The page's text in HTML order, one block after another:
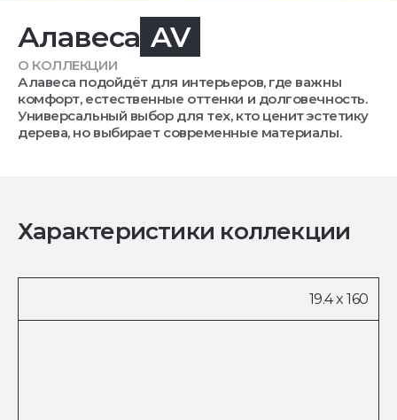
Алавеса AV
О КОЛЛЕКЦИИ
Алавеса подойдёт для интерьеров, где важны
комфорт, естественные оттенки и долговечность.
Универсальный выбор для тех, кто ценит эстетику
дерева, но выбирает современные материалы.
Характеристики коллекции